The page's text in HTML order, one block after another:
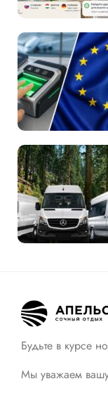
Будьте в курсе
Мы уважаем